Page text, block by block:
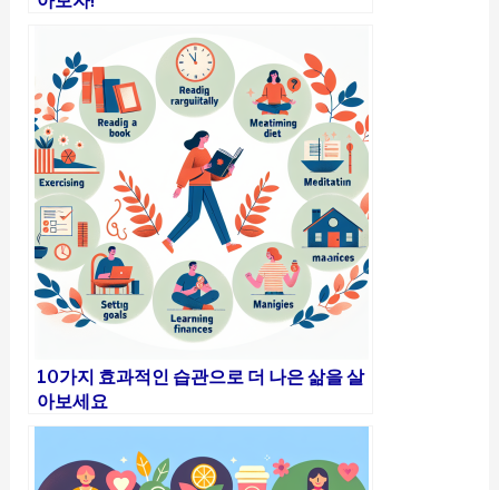
10가지 효과적인 습관으로 더 나은 삶을 살
아보세요